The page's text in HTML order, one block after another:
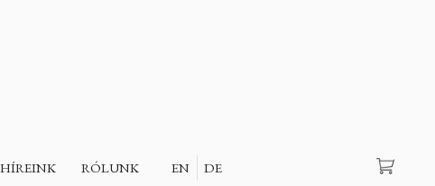
HÍREINK RÓLUNK EN DE
Keresés